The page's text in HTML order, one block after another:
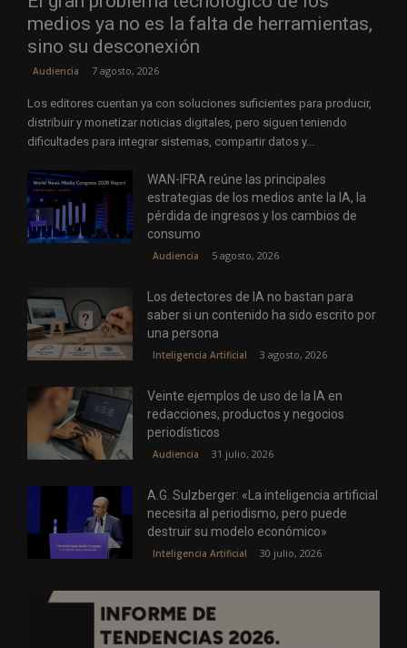
medios ya no es la falta de herramientas,
sino su desconexión
Audiencia 7 agosto, 2026
Los editores cuentan ya con soluciones suficientes para producir,
distribuir y monetizar noticias digitales, pero siguen teniendo
dificultades para integrar sistemas, compartir datos y...
WAN-IFRA reúne las principales
estrategias de los medios ante la IA, la
pérdida de ingresos y los cambios de
consumo
Audiencia 5 agosto, 2026
Los detectores de IA no bastan para
saber si un contenido ha sido escrito por
una persona
Inteligencia Artificial 3 agosto, 2026
Veinte ejemplos de uso de la IA en
redacciones, productos y negocios
periodísticos
Audiencia 31 julio, 2026
A.G. Sulzberger: «La inteligencia artificial
necesita al periodismo, pero puede
destruir su modelo económico»
Inteligencia Artificial 30 julio, 2026